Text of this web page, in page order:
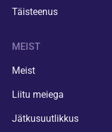
Täisteenus
MEIST
Meist
Liitu meiega
Jätkusuutlikkus